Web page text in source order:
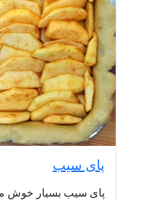
پای سیب
پای سیب بسیار خوش